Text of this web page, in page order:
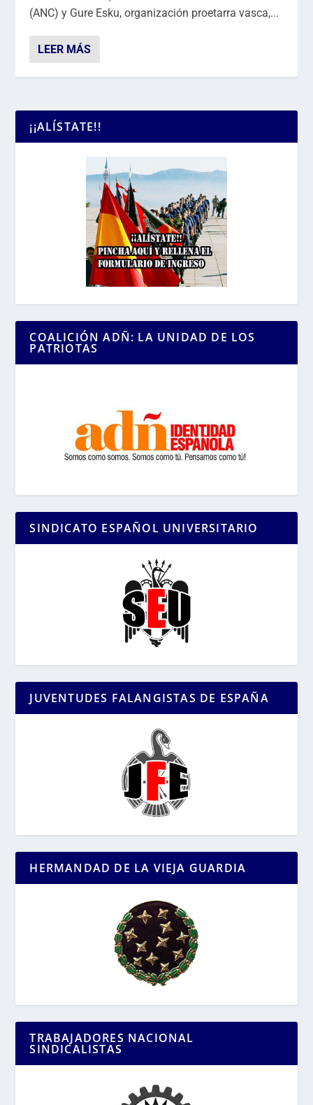
(ANC) y Gure Esku, organización proetarra vasca,...
LEER MÁS
¡¡ALÍSTATE!!
COALICIÓN ADÑ: LA UNIDAD DE LOS
PATRIOTAS
SINDICATO ESPAÑOL UNIVERSITARIO
JUVENTUDES FALANGISTAS DE ESPAÑA
HERMANDAD DE LA VIEJA GUARDIA
TRABAJADORES NACIONAL
SINDICALISTAS